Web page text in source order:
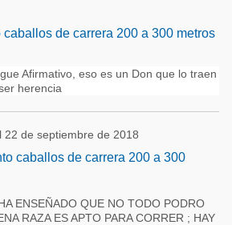
caballos de carrera 200 a 300 metros
Afirmativo, eso es un Don que lo traen
herencia
22 de septiembre de 2018
caballos de carrera 200 a 300
ENSEÑADO QUE NO TODO PODRO
RAZA ES APTO PARA CORRER ; HAY